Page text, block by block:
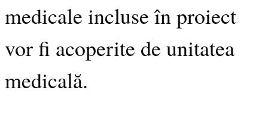
medicale incluse în proiect
vor fi acoperite de unitatea
medicală.